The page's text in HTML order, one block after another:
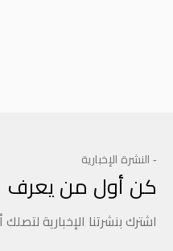
- النشرة الإخبارية
كن أول من يعرف
اشترك بنشرتنا الإخبارية